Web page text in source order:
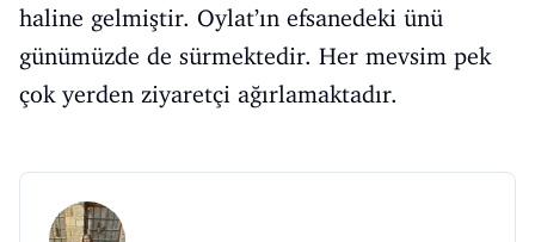
haline gelmiştir. Oylat’ın efsanedeki ünü
günümüzde de sürmektedir. Her mevsim pek
çok yerden ziyaretçi ağırlamaktadır.